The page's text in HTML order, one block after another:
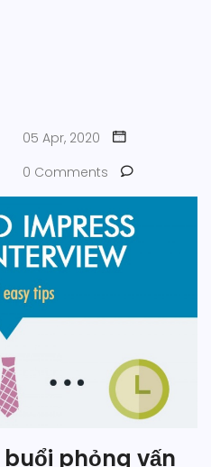
05 Apr, 2020
0 Comments
buổi phỏng vấn